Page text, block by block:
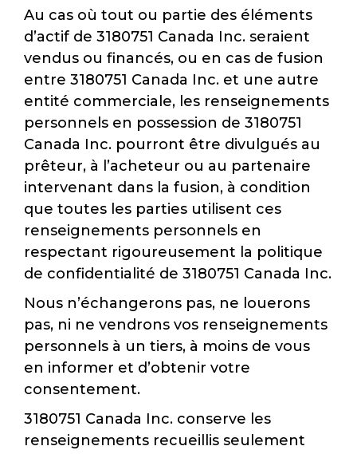
Au cas où tout ou partie des éléments
d’actif de 3180751 Canada Inc. seraient
vendus ou financés, ou en cas de fusion
entre 3180751 Canada Inc. et une autre
entité commerciale, les renseignements
personnels en possession de 3180751
Canada Inc. pourront être divulgués au
prêteur, à l’acheteur ou au partenaire
intervenant dans la fusion, à condition
que toutes les parties utilisent ces
renseignements personnels en
respectant rigoureusement la politique
de confidentialité de 3180751 Canada Inc.
Nous n’échangerons pas, ne louerons
pas, ni ne vendrons vos renseignements
personnels à un tiers, à moins de vous
en informer et d’obtenir votre
consentement.
3180751 Canada Inc. conserve les
renseignements recueillis seulement